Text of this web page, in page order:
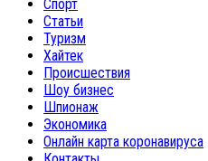
Спорт
Статьи
Туризм
Хайтек
Происшествия
Шоу бизнес
Шпионаж
Экономика
Онлайн карта коронавируса